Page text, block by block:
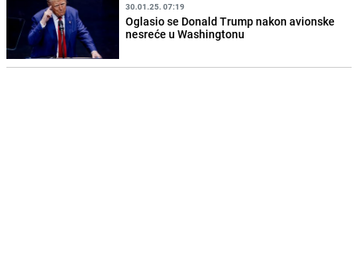
30.01.25. 07:19
Oglasio se Donald Trump nakon avionske
nesreće u Washingtonu